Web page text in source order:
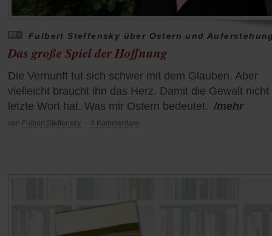
Fulbert Steffensky über Ostern und
Das große Spiel der Hoffnung
Die Vernunft tut sich schwer mit dem Glauben. Aber
vielleicht braucht ihn das Herz. Damit die Gewalt nicht
letzte Wort hat. Was mir Ostern bedeutet. /mehr
von Fulbert Steffensky 4 Kommentare